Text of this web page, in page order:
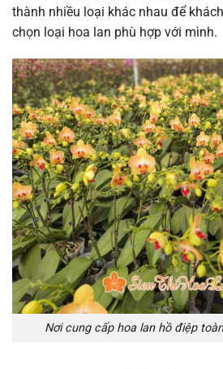
thành nhiều loại khác nhau để
chọn loại hoa lan phù hợp với mình.
Nơi cung cấp hoa lan hồ điệp